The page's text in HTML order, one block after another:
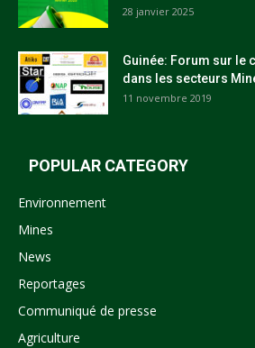
28 janvier 2025
Guinée: Forum sur le
dans les secteurs
11 novembre 2019
POPULAR CATEGORY
Environnement
Mines
News
Reportages
Communiqué de presse
Agriculture